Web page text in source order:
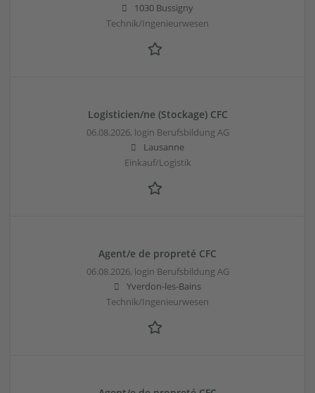
1030 Bussigny
Technik/Ingenieurwesen
Logisticien/ne (Stockage) CFC
06.08.2026, login Berufsbildung AG
Lausanne
Einkauf/Logistik
Agent/e de propreté CFC
06.08.2026, login Berufsbildung AG
Yverdon-les-Bains
Technik/Ingenieurwesen